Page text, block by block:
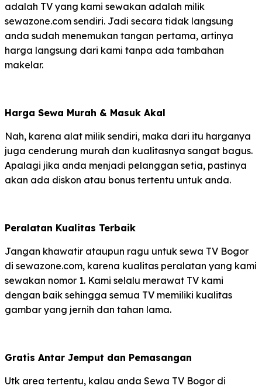
adalah TV yang kami sewakan adalah milik
sewazone.com sendiri. Jadi secara tidak langsung
anda sudah menemukan tangan pertama, artinya
harga langsung dari kami tanpa ada tambahan
makelar.
Harga Sewa Murah & Masuk Akal
Nah, karena alat milik sendiri, maka dari itu harganya
juga cenderung murah dan kualitasnya sangat bagus.
Apalagi jika anda menjadi pelanggan setia, pastinya
akan ada diskon atau bonus tertentu untuk anda.
Peralatan Kualitas Terbaik
Jangan khawatir ataupun ragu untuk sewa TV Bogor
di sewazone.com, karena kualitas peralatan yang kami
sewakan nomor 1. Kami selalu merawat TV kami
dengan baik sehingga semua TV memiliki kualitas
gambar yang jernih dan tahan lama.
Gratis Antar Jemput dan Pemasangan
Utk area tertentu, kalau anda Sewa TV Bogor di